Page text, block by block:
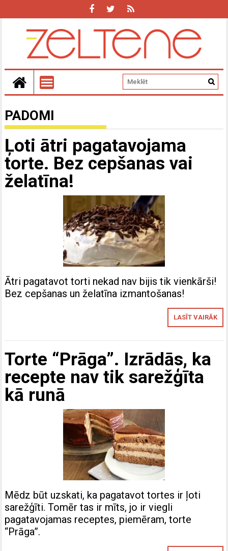
PADOMI
Ļoti ātri pagatavojama
torte. Bez cepšanas vai
želatīna!
Ātri pagatavot torti nekad nav bijis tik vienkārši!
Bez cepšanas un želatīna izmantošanas!
LASĪT VAIRĀK
Torte “Prāga”. Izrādās, ka
recepte nav tik sarežģīta
kā runā
Mēdz būt uzskati, ka pagatavot tortes ir ļoti
sarežģīti. Tomēr tas ir mīts, jo ir viegli
pagatavojamas receptes, piemēram, torte
“Prāga”.